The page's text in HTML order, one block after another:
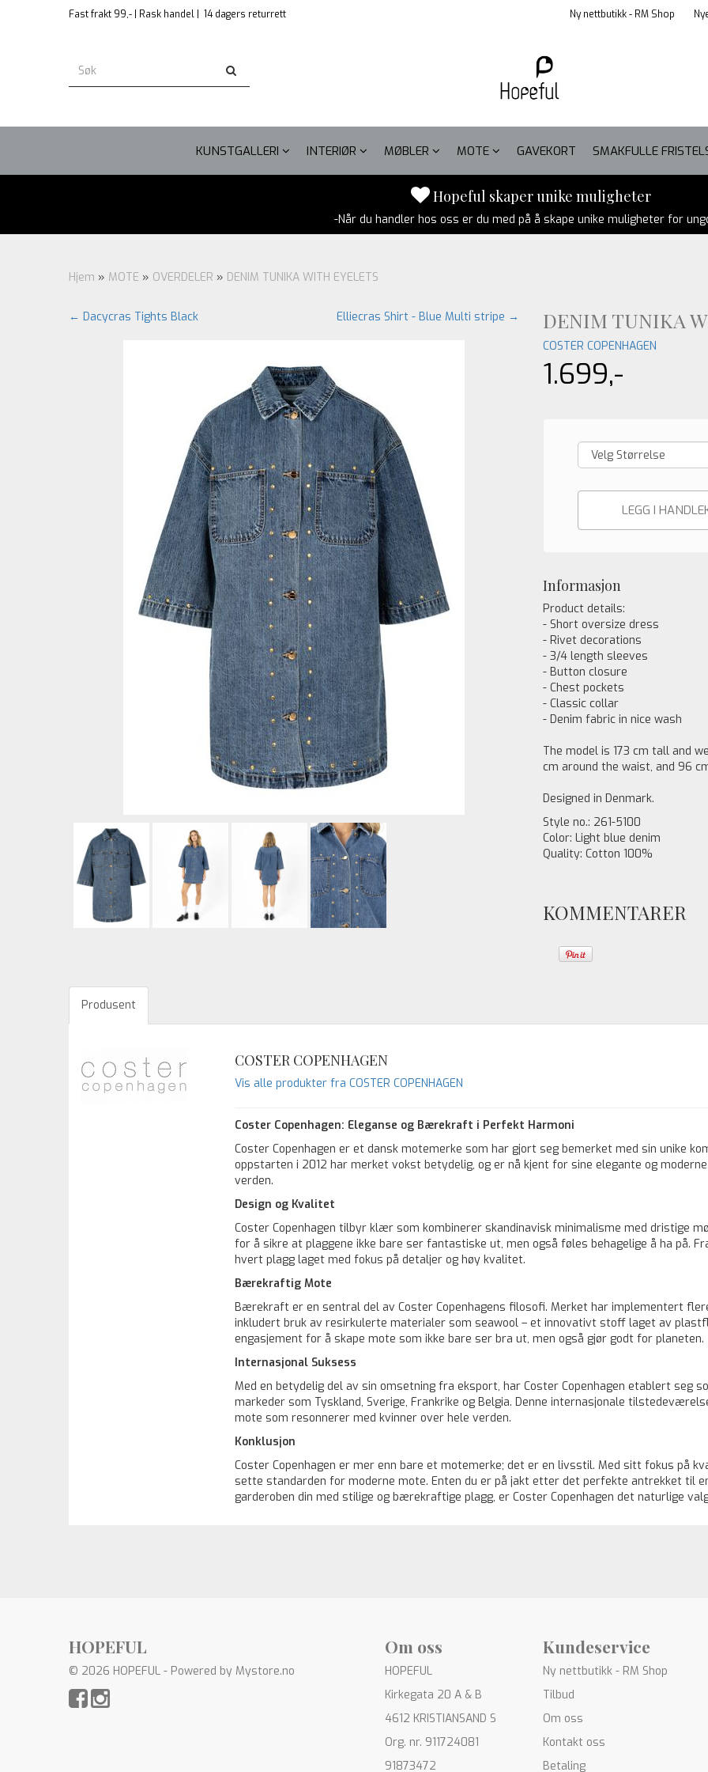
Fast frakt 99,- | Rask handel | 14 dagers returrett Ny nettbutikk - RM Shop
KUNSTGALLERI INTERIØR MØBLER MOTE GAVEKORT SMAKFULLE
Hopeful skaper unike muligheter
-Når du handler hos oss er du med på å skape unike muligheter for
Hjem » MOTE » OVERDELER » DENIM TUNIKA WITH EYELETS
Elliecras Shirt - Blue Multi stripe →
← Dacycras Tights Black DENIM TUNIKA
COSTER COPENHAGEN
1.699,-
LEGG I
Informasjon
Product details:
- Short oversize dress
- Rivet decorations
- 3/4 length sleeves
- Button closure
- Chest pockets
- Classic collar
- Denim fabric in nice wash
The model is 173 cm tall and
cm around the waist, and 96
Designed in Denmark.
Style no.: 261-5100
Color: Light blue denim
Quality: Cotton 100%
KOMMENTARER
Produsent
COSTER COPENHAGEN
Vis alle produkter fra COSTER COPENHAGEN
Coster Copenhagen: Eleganse og Bærekraft i Perfekt Harmoni
Coster Copenhagen er et dansk motemerke som har gjort seg bemerket med sin unike
oppstarten i 2012 har merket vokst betydelig, og er nå kjent for sine elegante og
verden.
Design og Kvalitet
Coster Copenhagen tilbyr klær som kombinerer skandinavisk minimalisme med dristige
for å sikre at plaggene ikke bare ser fantastiske ut, men også føles behagelige å ha på.
hvert plagg laget med fokus på detaljer og høy kvalitet.
Bærekraftig Mote
Bærekraft er en sentral del av Coster Copenhagens filosofi. Merket har implementert
inkludert bruk av resirkulerte materialer som seawool – et innovativt stoff laget av
engasjement for å skape mote som ikke bare ser bra ut, men også gjør godt for planeten.
Internasjonal Suksess
Med en betydelig del av sin omsetning fra eksport, har Coster Copenhagen etablert seg
markeder som Tyskland, Sverige, Frankrike og Belgia. Denne internasjonale
mote som resonnerer med kvinner over hele verden.
Konklusjon
Coster Copenhagen er mer enn bare et motemerke; det er en livsstil. Med sitt fokus på
sette standarden for moderne mote. Enten du er på jakt etter det perfekte antrekket til
garderoben din med stilige og bærekraftige plagg, er Coster Copenhagen det naturlige
HOPEFUL
© 2026 HOPEFUL - Powered by Mystore.no
Om oss
HOPEFUL
Kirkegata 20 A & B
4612 KRISTIANSAND S
Org. nr. 911724081
91873472
Kundeservice
Ny nettbutikk - RM Shop
Tilbud
Om oss
Kontakt oss
Betaling